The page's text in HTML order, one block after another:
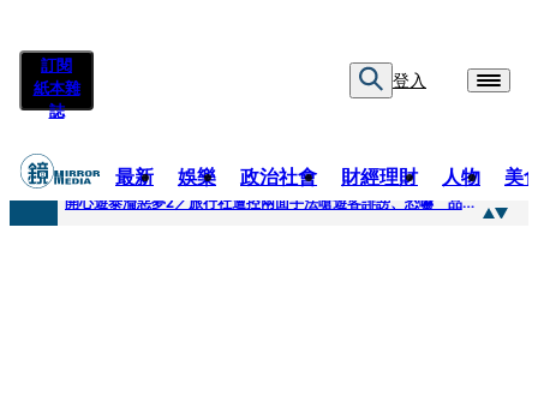
訂閱
紙本雜
誌
登入
最新 娛樂 政治社會 財經理財 人物 美
快訊
開心遊泰淪惡夢2／旅行社遭控兩面手法嗆遊客誹謗、恐嚇 品保協會回應了